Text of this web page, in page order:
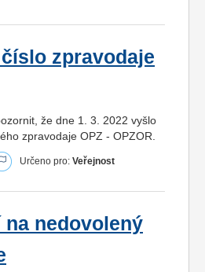
zpravodaje
že dne 1. 3. 2022 vyšlo
zpravodaje OPZ - OPZOR.
Určeno pro: Veřejnost
na nedovolený